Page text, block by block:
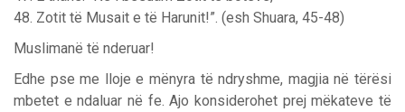
48. Zotit të Musait e të Harunit!”. (esh Shuara, 45-48)
Muslimanë të nderuar!
Edhe pse me lloje e mënyra të ndryshme, magjia në tërësi
mbetet e ndaluar në fe. Ajo konsiderohet prej mëkateve të